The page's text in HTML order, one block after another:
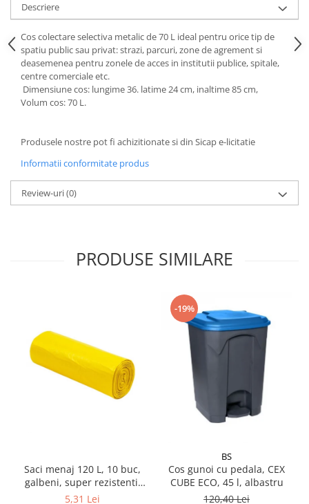
Odorizante Camera
Odorizante Speciale
PACHETE PROMO
Produse de curatare industriala
Solutii de indepartarea cimentului
(decapanti)
Articole de bucatarie si catering
Pahare de unica folosinta
Tacamuri de unica folosinta
Vesela de unica folosinta
Dispensere
Dispensere hartie
Dispensere sapun
Hartie igienica
Pompa apa masina de carotat
Pulverizatoare
Pulverizatoare profesionale
Uscatoare maini
Descriere
Cos colectare selectiva metalic de 70 L ideal pentru orice tip de
spatiu public sau privat: strazi, parcuri, zone de agrement si
deasemenea pentru zonele de acces in institutii publice, spitale,
centre comerciale etc.
Dimensiune cos: lungime 36. latime 24 cm, inaltime 85 cm,
Volum cos: 70 L.
Produsele nostre pot fi achizitionate si din Sicap e-licitatie
Informatii conformitate produs
Review-uri(0)
PRODUSE SIMILARE
Saci menaj 120 L, 10 buc,
galbeni, super rezistenti,
LDPE
5,31 Lei
-19%
BS
Cos gunoi cu pedala, CEX
CUBE ECO, 45 l, albastru
120,40 Lei